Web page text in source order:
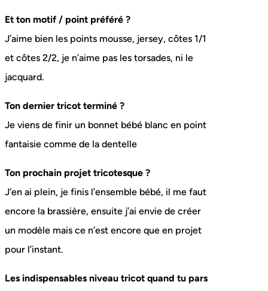
Et ton motif / point préféré ?
J’aime bien les points mousse, jersey, côtes 1/1
et côtes 2/2, je n’aime pas les torsades, ni le
jacquard.
Ton dernier tricot terminé ?
Je viens de finir un bonnet bébé blanc en point
fantaisie comme de la dentelle
Ton prochain projet tricotesque ?
J’en ai plein, je finis l’ensemble bébé, il me faut
encore la brassière, ensuite j’ai envie de créer
un modèle mais ce n’est encore que en projet
pour l’instant.
Les indispensables niveau tricot quand tu pars